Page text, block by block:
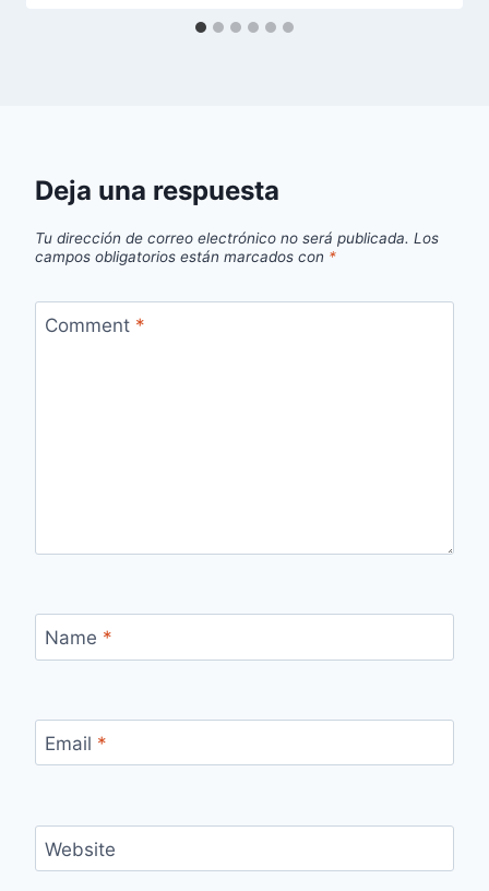
Deja una respuesta
Tu dirección de correo electrónico no será publicada. Los
campos obligatorios están marcados con *
Comment *
Name *
Email *
Website